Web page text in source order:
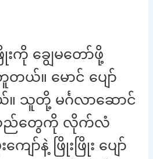
ကို ချွေမတော်ဖို့
ယ်။ မောင် ပျော်
သူတို့ မင်္ဂလာဆောင်
ည်တွေကို လိုက်လံ
ာ်နဲ့ ဖြိုးဖြိုး ပျော်